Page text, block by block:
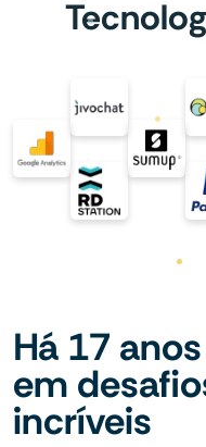
Há 17
em
incríveis